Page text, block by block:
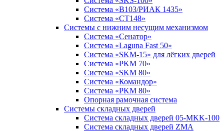
Система «B103/РИАК 1435»
Система «СТ148»
Системы с нижним несущим механизмом
Система «Сенатор»
Система «Laguna Fast 50»
Система «SKM-15» для лёгких дверей
Система «PKM 70»
Система «SKM 80»
Система «Командор»
Система «PKM 80»
Опорная рамочная система
Системы складных дверей
Система складных дверей 05-MKK-100
Система складных дверей ZMA